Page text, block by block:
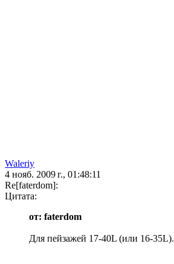
Waleriy
4 нояб. 2009 г., 01:48:11
Re[faterdom]:
Цитата:
от: faterdom
Для пейзажей 17-40L (или 16-35L).